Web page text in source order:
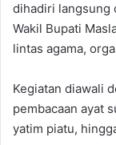
dihadiri langsung
Wakil Bupati
lintas agama,
‎Kegiatan diawali
pembacaan ayat
yatim piatu,